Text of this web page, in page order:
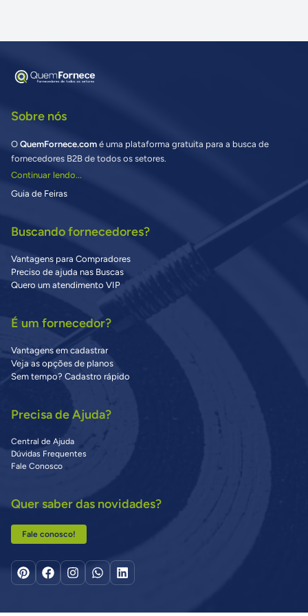
Sobre nós
O QuemFornece.com é uma plataforma gratuita para a busca de
fornecedores B2B de todos os setores.
Continuar lendo...
Guia de Feiras
Buscando fornecedores?
Vantagens para Compradores
Preciso de ajuda nas Buscas
Quero um atendimento VIP
É um fornecedor?
Vantagens em cadastrar
Veja as opções de planos
Sem tempo? Cadastro rápido
Precisa de Ajuda?
Central de Ajuda
Dúvidas Frequentes
Fale Conosco
Quer saber das novidades?
Fale conosco!